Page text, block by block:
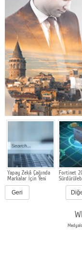
Yapay Zekâ Çağında
Markalar İçin Yeni
Rekabet Alanı: GEO
Fortinet
Raporunu
Geri